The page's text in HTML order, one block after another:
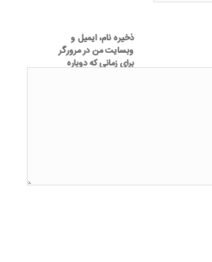
ذخیره نام، ایمیل و
وبسایت من در مرورگر
برای زمانی که دوباره